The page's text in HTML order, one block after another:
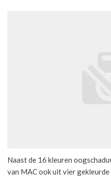
Naast de 16 kleuren
van MAC ook uit vier gekleurde